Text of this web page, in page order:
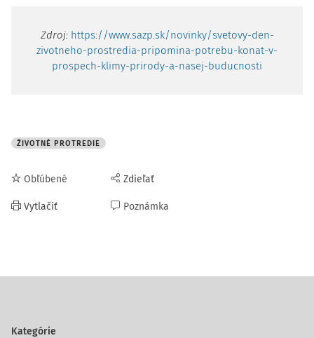
Zdroj: https://www.sazp.sk/novinky/svetovy-den-
zivotneho-prostredia-pripomina-potrebu-konat-v-
prospech-klimy-prirody-a-nasej-buducnosti
ŽIVOTNÉ PROTREDIE
Obľúbené
Vytlačiť
Zdieľať
Poznámka
Kategórie